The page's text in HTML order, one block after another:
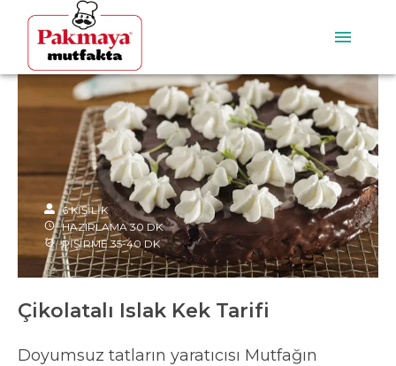
6 KİŞİLİK
HAZIRLAMA 30 DK
PİŞİRME 35-40 DK
Çikolatalı Islak Kek Tarifi
Doyumsuz tatların yaratıcısı Mutfağın